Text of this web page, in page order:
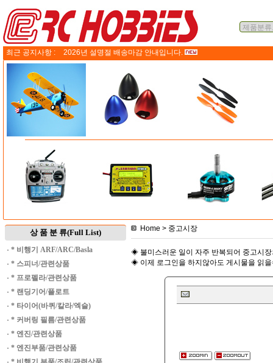
최근 공지사항 : 2026년 설명절 배송마감 안내입니다.
상 품 분 류(Full List)
· * 비행기 ARF/ARC/Basla
· * 스피너/관련상품
· * 프로펠라/관련상품
· * 랜딩기어/플로트
· * 타이어(바퀴/칼라/엑슬)
· * 커버링 필름/관련상품
· * 엔진/관련상품
· * 엔진부품/관련상품
Home > 중고시장
◈ 불미스러운 일이 자주 반복되어 중고시
◈ 이제 로그인을 하지않아도 게시물을 읽